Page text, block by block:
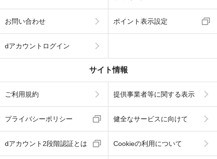
お問い合わせ ポイント表示設定
dアカウントログイン
サイト情報
ご利用規約 提供事業者等に関する表示
プライバシーポリシー 健全なサービスに向けて
dアカウント2段階認証とは Cookieの利用について